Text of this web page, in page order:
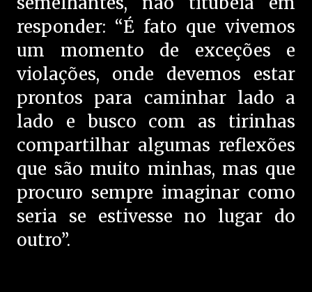
responder: “É fato que vivemos
um momento de exceções e
violações, onde devemos estar
prontos para caminhar lado a
lado e busco com as tirinhas
compartilhar algumas reflexões
que são muito minhas, mas que
procuro sempre imaginar como
seria se estivesse no lugar do
outro”.